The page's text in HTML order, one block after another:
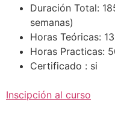
Duración Total:
semanas)
Horas Teóricas:
Horas Practicas:
Certificado : si
Inscipción al curso